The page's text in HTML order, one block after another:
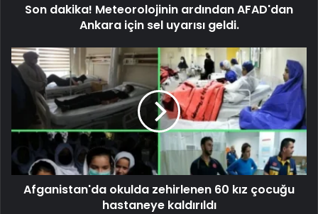
Son dakika! Meteorolojinin ardından AFAD'dan
Ankara için sel uyarısı geldi.
Afganistan'da okulda zehirlenen 60 kız çocuğu
hastaneye kaldırıldı